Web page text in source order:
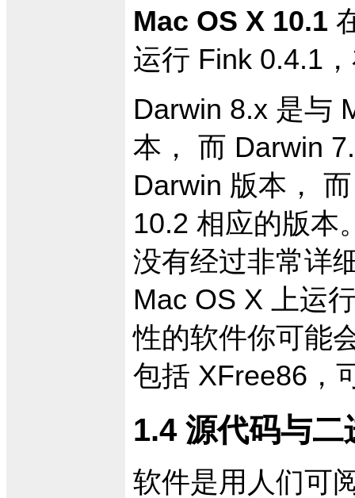
Mac OS X 10.1
运行 Fink 0.4.1
Darwin 8.x 是与
本， 而 Darwin
Darwin 版本，
10.2 相应的版本
没有经过非常详
Mac OS X 上运
性的软件你可能
包括 XFree86，
1.4 源代码与
软件是用人们可